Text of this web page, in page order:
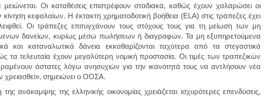
μειώνεται. Οι καταθέσεις επιστρέφουν σταδιακά, καθώς έχουν χαλαρώσει οι
κίνηση κεφαλαίων. Η έκτακτη χρηματοδοτική βοήθεια (ELA) στις τράπεζες έχει
Οι τράπεζες επιτυγχάνουν τους στόχους τους για τη μείωση των μη
δανείων, κυρίως μέσω πωλήσεων ή διαγραφών. Τα μη εξυπηρετούμενα
και καταναλωτικά δάνεια εκκαθαρίζονται ταχύτερα από τα στεγαστικά
τα τελευταία έχουν μεγαλύτερη νομική προστασία. Οι τιμές των τραπεζικών
άστατες λόγω ανησυχιών για την ικανότητά τους να αντλήσουν νέα
χρειασθεί», σημειώνει ο ΟΟΣΑ.
ανάκαμψης της ελληνικής οικονομίας χρειάζεται ισχυρότερες επενδύσεις,